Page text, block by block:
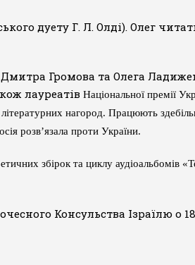
дуету Г. Л. Олді). Олег
Громова та Олега
лауреатів Національної премії
нагород. Працюють
розв’язала проти України.
збірок та циклу аудіоальбомів
Консульства Ізраїлю о